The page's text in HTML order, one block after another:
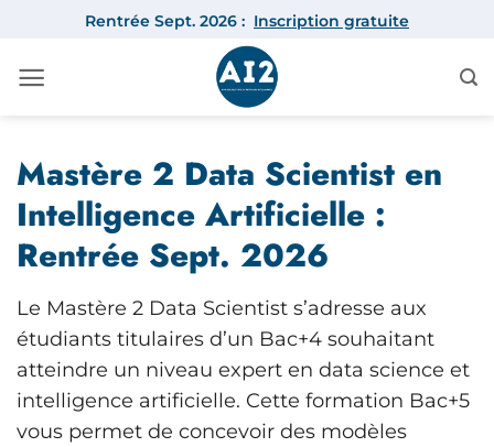
contenu
Rentrée Sept. 2026 : Inscription gratuite
Mastère 2 Data Scientist en
Intelligence Artificielle :
Rentrée Sept. 2026
Le Mastère 2 Data Scientist s’adresse aux
étudiants titulaires d’un Bac+4 souhaitant
atteindre un niveau expert en data science et
intelligence artificielle. Cette formation Bac+5
vous permet de concevoir des modèles